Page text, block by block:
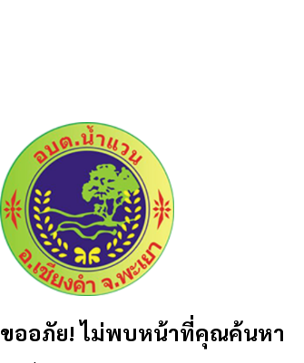
ขออภัย! ไม่พบหน้าที่คุณค้นหา